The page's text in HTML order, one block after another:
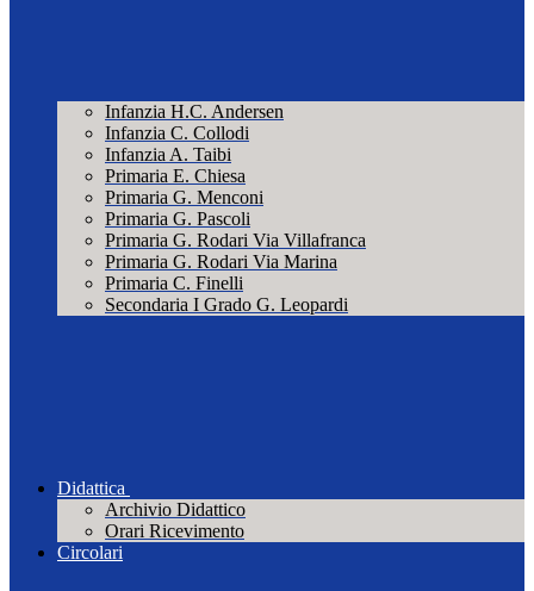
Infanzia H.C. Andersen
Infanzia C. Collodi
Infanzia A. Taibi
Primaria E. Chiesa
Primaria G. Menconi
Primaria G. Pascoli
Primaria G. Rodari Via Villafranca
Primaria G. Rodari Via Marina
Primaria C. Finelli
Secondaria I Grado G. Leopardi
Didattica
Archivio Didattico
Orari Ricevimento
Circolari